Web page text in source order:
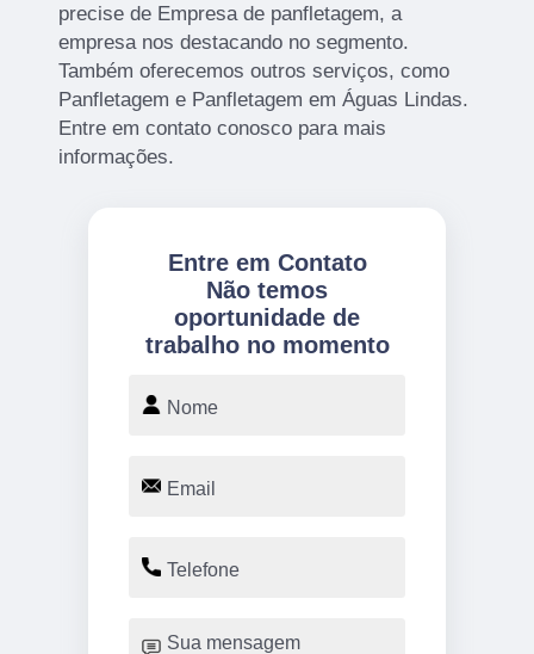
precise de Empresa de panfletagem, a
empresa nos destacando no segmento.
Também oferecemos outros serviços, como
Panfletagem e Panfletagem em Águas Lindas.
Entre em contato conosco para mais
informações.
Entre em Contato
Não temos
oportunidade de
trabalho no momento